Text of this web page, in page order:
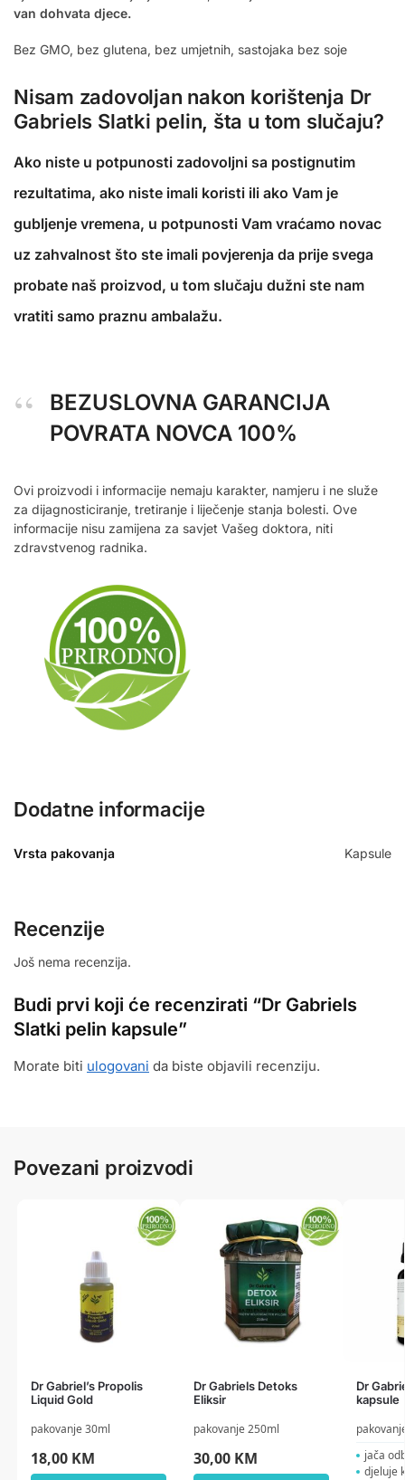
van dohvata djece.
Bez GMO, bez glutena, bez umjetnih, sastojaka bez soje
Nisam zadovoljan nakon korištenja Dr
Gabriels Slatki pelin, šta u tom slučaju?
Ako niste u potpunosti zadovoljni sa postignutim
rezultatima, ako niste imali koristi ili ako Vam je
gubljenje vremena, u potpunosti Vam vraćamo novac
uz zahvalnost što ste imali povjerenja da prije svega
probate naš proizvod, u tom slučaju dužni ste nam
vratiti samo praznu ambalažu.
BEZUSLOVNA GARANCIJA
POVRATA NOVCA 100%
Ovi proizvodi i informacije nemaju karakter, namjeru i ne služe
za dijagnosticiranje, tretiranje i liječenje stanja bolesti. Ove
informacije nisu zamijena za savjet Vašeg doktora, niti
zdravstvenog radnika.
Dodatne informacije
Vrsta pakovanja Kapsule
Recenzije
Još nema recenzija.
Budi prvi koji će recenzirati “Dr Gabriels
Slatki pelin kapsule”
Morate biti ulogovani da biste objavili recenziju.
Povezani proizvodi
Dr Gabriel’s Propolis
Liquid Gold
pakovanje 30ml
18,00 KM
Dr Gabriels Detoks
Eliksir
pakovanje 250ml
30,00 KM
Dr
kapsule
jača
djeluje